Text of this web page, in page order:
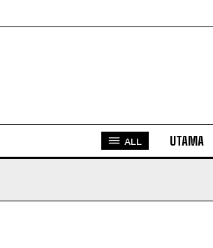
ALL UTAMA